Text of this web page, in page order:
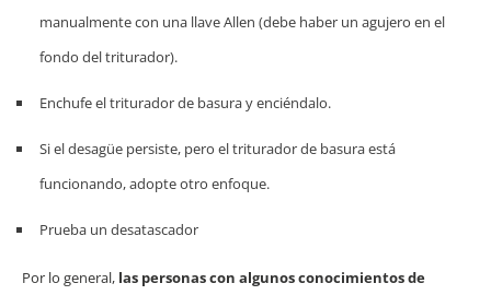
manualmente con una llave Allen (debe haber un agujero en el
fondo del triturador).
Enchufe el triturador de basura y enciéndalo.
Si el desagüe persiste, pero el triturador de basura está
funcionando, adopte otro enfoque.
Prueba un desatascador
Por lo general, las personas con algunos conocimientos de